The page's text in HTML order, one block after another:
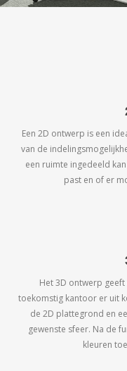
Een 2D ontwerp is een
van de
een ruimte ingedeeld
past en of er
Het 3D ontwerp
toekomstig kantoor er uit
de 2D plattegrond en
gewenste sfeer. Na de
kleuren